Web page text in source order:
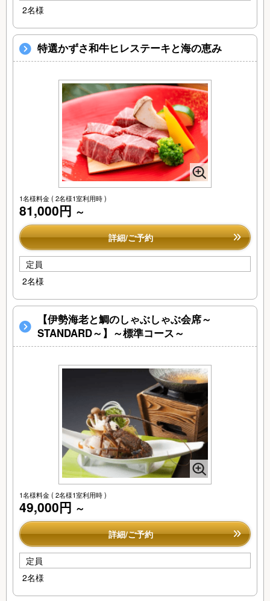
2名様
特選かずさ和牛ヒレステーキと海の恵み
1名様料金( 2名様1室利用時 )
81,000円 ～
詳細/ご予約
定員
2名様
【伊勢海老と鯛のしゃぶしゃぶ会席～
STANDARD～】～標準コース～
1名様料金( 2名様1室利用時 )
49,000円 ～
詳細/ご予約
定員
2名様